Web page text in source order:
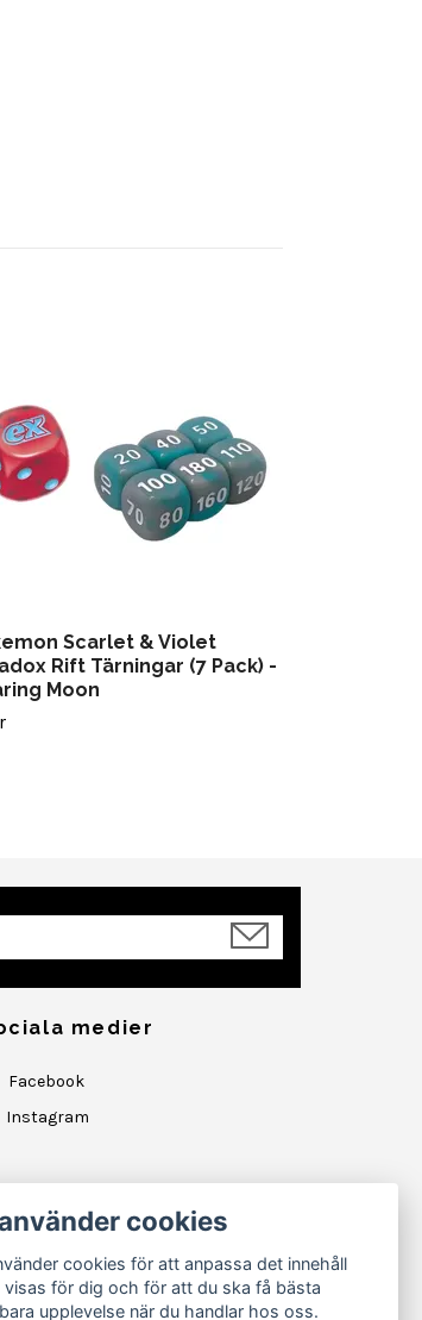
Scarlet & Violet
Rift Tärningar (7 Pack) -
Moon
medier
Facebook
Instagram
cookies
cookies för att anpassa det innehåll
visas för dig och för att du ska få bästa
upplevelse när du handlar hos oss.